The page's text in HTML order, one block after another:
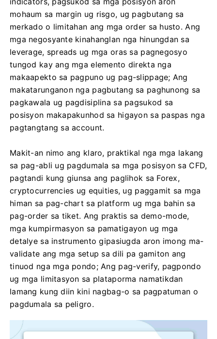
mohaum sa margin ug risgo, ug pagbutang sa
merkado o limitahan ang mga order sa husto. Ang
mga negosyante kinahanglan nga hinungdan sa
leverage, spreads ug mga oras sa pagnegosyo
tungod kay ang mga elemento direkta nga
makaapekto sa pagpuno ug pag-slippage; Ang
makatarunganon nga pagbutang sa paghunong sa
pagkawala ug pagdisiplina sa pagsukod sa
posisyon makapakunhod sa higayon sa paspas nga
pagtangtang sa account.
Makit-an nimo ang klaro, praktikal nga mga lakang
sa pag-abli ug pagdumala sa mga posisyon sa CFD,
pagtandi kung giunsa ang paglihok sa Forex,
cryptocurrencies ug equities, ug paggamit sa mga
himan sa pag-chart sa platform ug mga bahin sa
pag-order sa tiket. Ang praktis sa demo-mode,
mga kumpirmasyon sa pamatigayon ug mga
detalye sa instrumento gipasiugda aron imong ma-
validate ang mga setup sa dili pa gamiton ang
tinuod nga mga pondo; Ang pag-verify, pagpondo
ug mga limitasyon sa plataporma namatikdan
lamang kung diin kini nagbag-o sa pagpatuman o
pagdumala sa peligro.